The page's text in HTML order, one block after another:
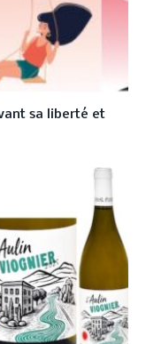
sa liberté et